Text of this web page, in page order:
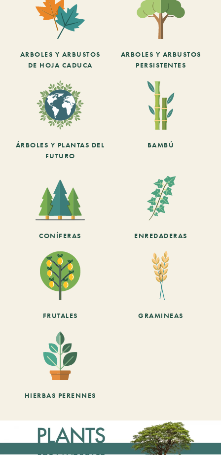
ARBOLES Y ARBUSTOS
DE HOJA CADUCA
ARBOLES Y ARBUSTOS
PERSISTENTES
ÁRBOLES Y PLANTAS DEL
FUTURO
BAMBÚ
CONÍFERAS ENREDADERAS
FRUTALES GRAMINEAS
HIERBAS PERENNES